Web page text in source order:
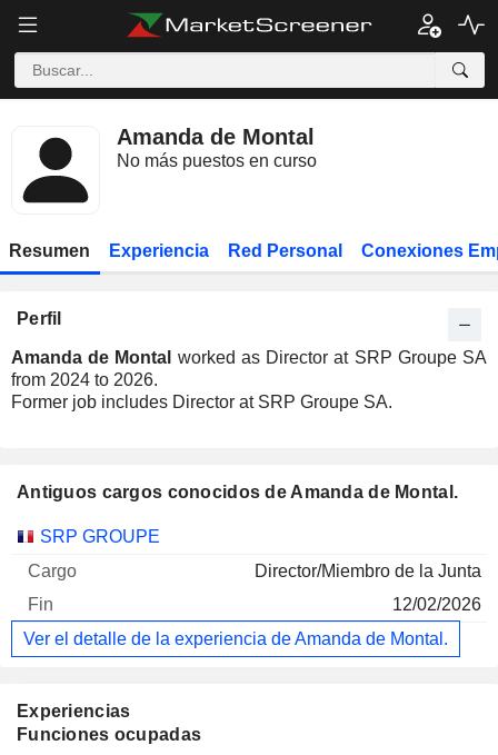
Amanda de Montal
No más puestos en curso
Resumen Experiencia Red Personal Conexiones
Perfil
Amanda de Montal worked as Director at SRP Groupe SA
from 2024 to 2026.
Former job includes Director at SRP Groupe SA.
Antiguos cargos conocidos de Amanda de Montal.
Empresas Cargo
SRP GROUPE
Director/Miembro de la Junta
12/02/2026
Ver el detalle de la experiencia de Amanda de Montal.
Experiencias
Funciones ocupadas